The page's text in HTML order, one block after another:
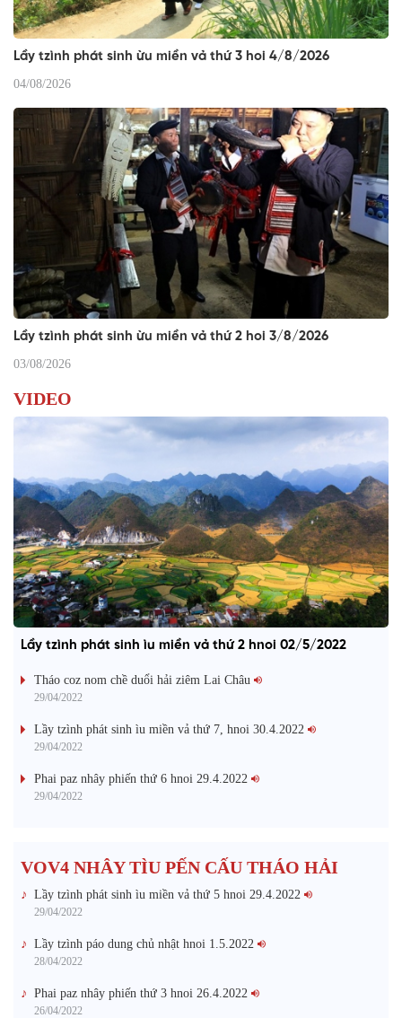
Lầy tzình phát sinh ừu miền vả thứ 3 hoi 4/8/2026
04/08/2026
Lầy tzình phát sinh ừu miền vả thứ 2 hoi 3/8/2026
03/08/2026
VIDEO
Lầy tzình phát sinh ìu miền vả thứ 2 hnoi 02/5/2022
Tháo coz nom chề duổi hải ziêm Lai Châu
29/04/2022
Lầy tzình phát sinh ìu miền vả thứ 7, hnoi 30.4.2022
29/04/2022
Phai paz nhây phiến thứ 6 hnoi 29.4.2022
29/04/2022
VOV4 NHÂY TÌU PẾN CẤU THÁO HẢI
Lầy tzình phát sinh ìu miền vả thứ 5 hnoi 29.4.2022
29/04/2022
Lầy tzình páo dung chủ nhật hnoi 1.5.2022
28/04/2022
Phai paz nhây phiến thứ 3 hnoi 26.4.2022
26/04/2022